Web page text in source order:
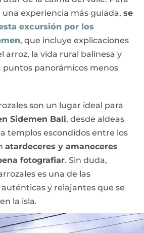
experiencia más guiada, se
excursión por los
, que incluye explicaciones
arroz, la vida rural balinesa y
puntos panorámicos menos
son un lugar ideal para
Sidemen Bali, desde aldeas
templos escondidos entre los
atardeceres y amaneceres
fotografiar. Sin duda,
es una de las
y relajantes que se
la isla.